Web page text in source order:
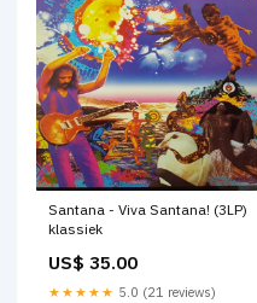
Santana - Viva Santana! (3LP)
klassiek
US$ 35.00
★★★★★ 5.0 (21 reviews)